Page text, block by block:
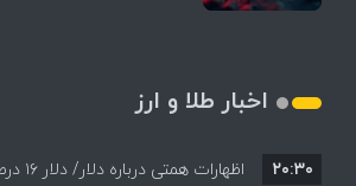
اخبار طلا و ارز
۲۰:۳۰